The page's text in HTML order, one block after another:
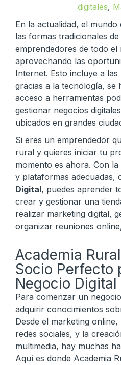
digitales,
En la actualidad, el
las formas tradicionales
emprendedores de todo el
aprovechando las
Internet. Esto incluye a las
gracias a la tecnología, se
acceso a herramientas
gestionar negocios
ubicados en grandes
Si eres un emprendedor
rural y quieres iniciar tu
momento es ahora. Con
y plataformas adecuadas,
Digital, puedes aprender
crear y gestionar una
realizar marketing digital,
organizar reuniones
Academia
Socio Perfecto
Negocio Digital
Para comenzar un
adquirir conocimientos
Desde el marketing online,
redes sociales, y la
multimedia, hay muchas
Aquí es donde Academia